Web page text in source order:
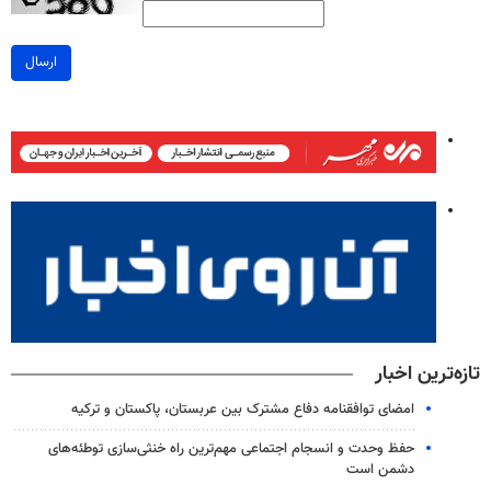
ارسال
تازه‌ترین اخبار
امضای توافقنامه دفاع مشترک بین عربستان، پاکستان و ترکیه
حفظ وحدت و انسجام اجتماعی مهم‌ترین راه خنثی‌سازی توطئه‌های
دشمن است